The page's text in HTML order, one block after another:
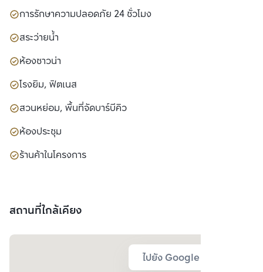
การรักษาความปลอดภัย 24 ชั่วโมง
สระว่ายน้ำ
ห้องซาวน่า
โรงยิม, ฟิตเนส
สวนหย่อม, พื้นที่จัดบาร์บีคิว
ห้องประชุม
ร้านค้าในโครงการ
สถานที่ใกล้เคียง
ไปยัง Google Map